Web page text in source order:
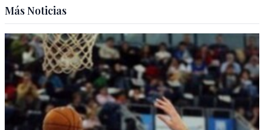
Más Noticias